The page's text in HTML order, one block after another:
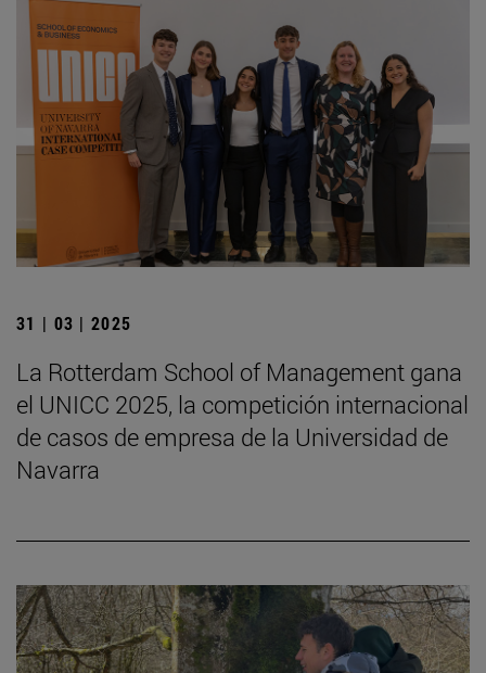
31 | 03 | 2025
La Rotterdam School of Management gana
el UNICC 2025, la competición internacional
de casos de empresa de la Universidad de
Navarra